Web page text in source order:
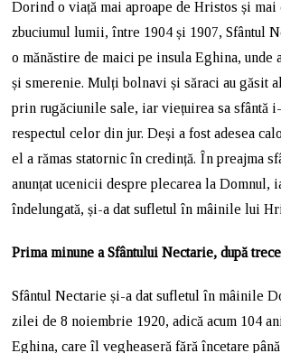
Dorind o viață mai aproape de Hristos și mai
zbuciumul lumii, între 1904 și 1907, Sfântul
o mănăstire de maici pe insula Eghina, unde
și smerenie. Mulți bolnavi și săraci au găsit
prin rugăciunile sale, iar viețuirea sa sfântă
respectul celor din jur. Deși a fost adesea
el a rămas statornic în credință. În preajma
anunțat ucenicii despre plecarea la Domnul,
îndelungată, și-a dat sufletul în mâinile lui
Prima minune a Sfântului Nectarie, după
Sfântul Nectarie și-a dat sufletul în mâinile
zilei de 8 noiembrie 1920, adică acum 104
Eghina, care îl vegheaseră fără încetare